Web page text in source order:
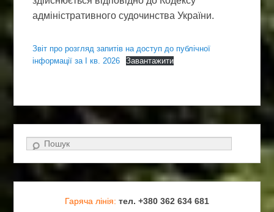
адміністративного судочинства України.
Звіт про розгляд запитів на доступ до публічної
інформації за І кв. 2026
Завантажити
Search
Гаряча лінія: тел. +380 362 634 681